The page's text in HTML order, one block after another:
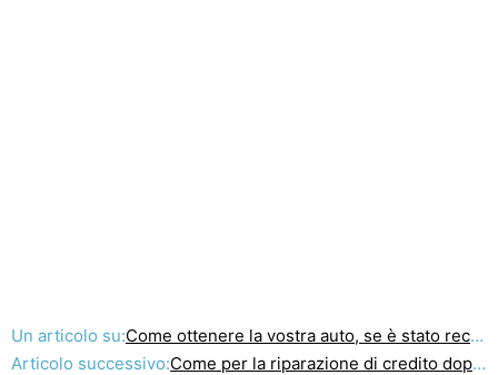
Un articolo su:Come ottenere la vostra auto, se è stato recuperato
Articolo successivo:Come per la riparazione di credito dopo un recupero auto